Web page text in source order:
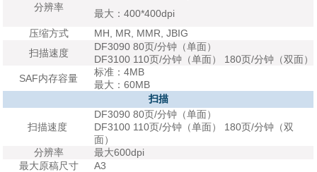
分辨率
最大：400*400dpi
压缩方式
MH, MR, MMR, JBIG
扫描速度
DF3090 80页/分钟（单面）
DF3100 110页/分钟（单面） 180页/分钟（双面）
SAF内存容量
标准：4MB
最大：60MB
扫描
扫描速度
DF3090 80页/分钟（单面）
DF3100 110页/分钟（单面） 180页/分钟（双
面）
分辨率
最大600dpi
最大原稿尺寸
A3